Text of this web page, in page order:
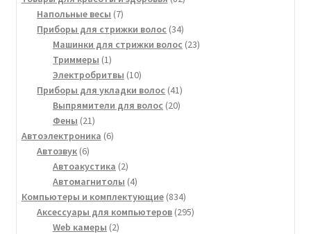
Напольные весы 77
товаров
Приборы для стрижки волос 3434
товара
Машинки для стрижки волос 2323
Триммеры 11
товар
Электробритвы 1010
товаров
Приборы для укладки волос 4141
товар
Выпрямители для волос 2020
Фены 2121
товар
Автоэлектроника 66
Автозвук 66
товаров
Автоакустика 22
товара
Автомагнитолы 44
товара
Компьютеры и комплектующие 834834
товара
Аксессуары для компьютеров 295295
Web камеры 22